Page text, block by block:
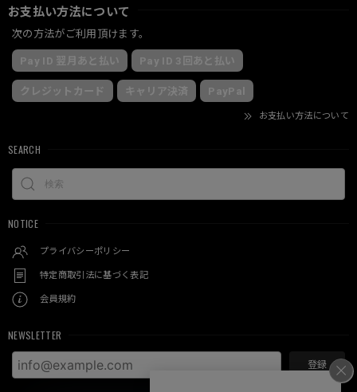
お支払い方法について
次の方法がご利用頂けます。
Pay ID 翌月あと払い Pay ID 3回あと払い
クレジットカード キャリア決済 PayPal
お支払い方法について
SEARCH
NOTICE
プライバシーポリシー
特定商取引法に基づく表記
会員規約
NEWSLETTER
登録